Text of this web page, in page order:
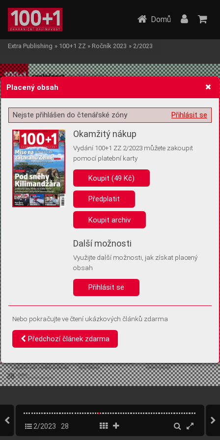
Žádost o souhlas s ukládáním volitelných informací
Pro základní fungování webu nepotřebujeme ukládat žádné informace
(tzv. cookies apod.). Rádi bychom vás ale požádali o souhlas s
uložením volitelných informací:
Anonymní unikátní ID
Díky němu příště poznáme, že se jedná o stejné zařízení, a
Identifikátor je zcela anonymní.
Vaše souhlasy a odmítnutí si ukládáme do vašeho zařízení, abychom se
vás už příště znovu neptali. Můžete je kdykoli později upravit ve Správě
Domů
Extra Publishing » 100+1 ZZ » Ročník 2023 » 2/2023
2/2023 28
Placený obsah
Přihlásit se
Nejste přihlášen do čtenářské zóny
Okamžitý nákup
Vydání 100+1 ZZ 2/2023 můžete zakoupit
pomocí platební karty
Koupit (49 Kč)
Předplatit
Koupit archiv
Další možnosti
Využijte další možnosti, jak získat placený
obsah
Přihlásit se
Nebo pokračujte ve čtení ukázkových článků zdarma
Předchozí článek zdarma